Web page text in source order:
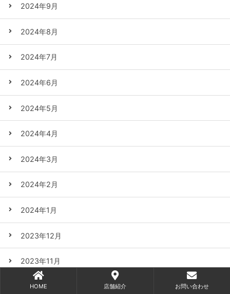
2024年9月
2024年8月
2024年7月
2024年6月
2024年5月
2024年4月
2024年3月
2024年2月
2024年1月
2023年12月
2023年11月
2023年10月
HOME 店舗紹介 お問い合わせ